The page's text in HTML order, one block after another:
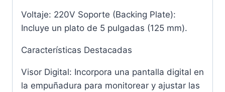
Voltaje: 220V Soporte (Backing Plate):
Incluye un plato de 5 pulgadas (125 mm).
Características Destacadas
Visor Digital: Incorpora una pantalla digital en
la empuñadura para monitorear y ajustar las